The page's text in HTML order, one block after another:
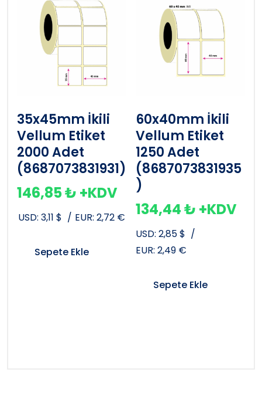
35x45mm İkili
Vellum Etiket
2000 Adet
(8687073831931)
146,85₺ +KDV
USD:3,11$ / EUR:2,72 €
Sepete Ekle
60x40mm İkili
Vellum Etiket
1250 Adet
(8687073831935
)
134,44₺ +KDV
USD: 2,85$ /
EUR: 2,49 €
Sepete Ekle